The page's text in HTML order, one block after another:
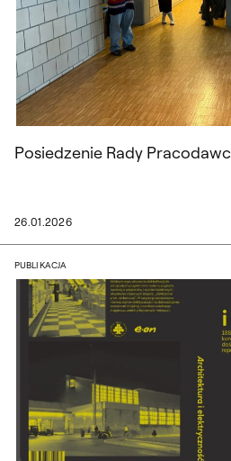
Posiedzenie Rady
26.01.2026
Architektura i
PUBLIKACJA